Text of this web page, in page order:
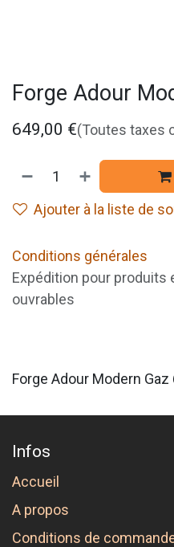
Forge Adour
649,00 €(Toutes taxes
Ajouter à la liste de
Conditions générales
Expédition pour produits
ouvrables
Forge Adour Modern Gaz
Infos
Accueil
A propos
Conditions de